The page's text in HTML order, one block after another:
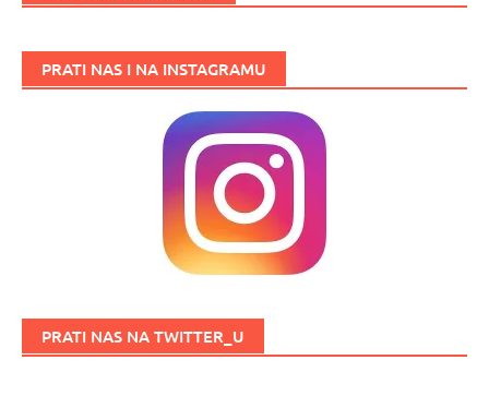
PRATI NAS I NA INSTAGRAMU
PRATI NAS NA TWITTER_U